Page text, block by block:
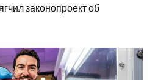
законопроект об